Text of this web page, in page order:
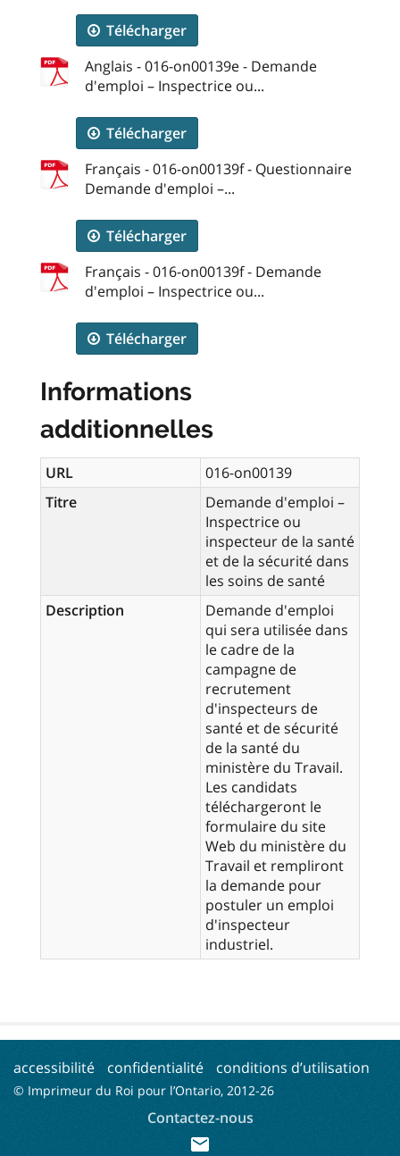
Télécharger
Anglais - 016-on00139e - Demande
d'emploi – Inspectrice ou...
Télécharger
Français - 016-on00139f - Questionnaire
Demande d'emploi –...
Télécharger
Français - 016-on00139f - Demande
d'emploi – Inspectrice ou...
Télécharger
Informations
additionnelles
URL
016-on00139
Titre
Demande d'emploi –
Inspectrice ou
inspecteur de la santé
et de la sécurité dans
les soins de santé
Description
Demande d'emploi
qui sera utilisée dans
le cadre de la
campagne de
recrutement
d'inspecteurs de
santé et de sécurité
de la santé du
ministère du Travail.
Les candidats
téléchargeront le
formulaire du site
Web du ministère du
Travail et rempliront
la demande pour
postuler un emploi
d'inspecteur
industriel.
accessibilité confidentialité conditions d’utilisation
© Imprimeur du Roi pour l’Ontario, 2012-26
Contactez-nous
mail